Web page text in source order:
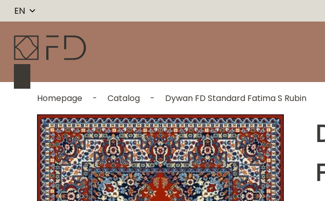
EN
Homepage - Catalog - Dywan FD Standard Fatima S Rubin